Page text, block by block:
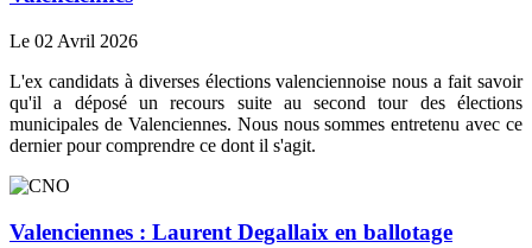
Le 02 Avril 2026
L'ex candidats à diverses élections valenciennoise nous a fait savoir
qu'il a déposé un recours suite au second tour des élections
municipales de Valenciennes. Nous nous sommes entretenu avec ce
dernier pour comprendre ce dont il s'agit.
Valenciennes : Laurent Degallaix en ballotage